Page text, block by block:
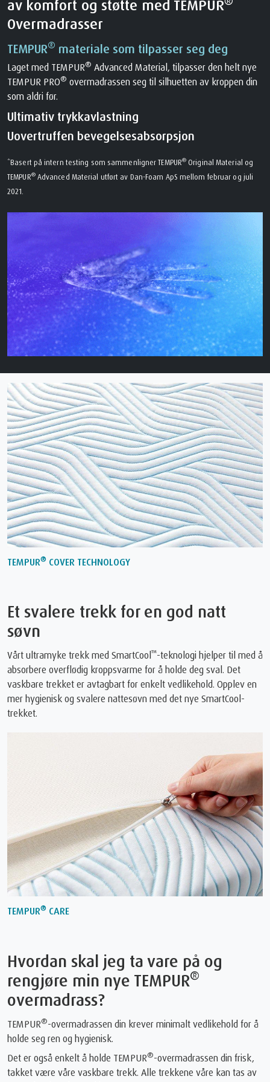
av komfort og støtte med TEMPUR
Overmadrasser
TEMPUR® materiale som tilpasser seg deg
Laget med TEMPUR® Advanced Material, tilpasser den helt nye
TEMPUR PRO® overmadrassen seg til silhuetten av kroppen din
som aldri før.
Ultimativ trykkavlastning
Uovertruffen bevegelsesabsorpsjon
*Basert på intern testing som sammenligner TEMPUR® Original Material og
TEMPUR®Advanced Material utført av Dan-Foam ApS mellom februar og juli
2021.
TEMPUR® COVER TECHNOLOGY
Et svalere trekk for en god natt
søvn
Vårt ultramyke trekk med SmartCool™-teknologi hjelper til med å
absorbere overflødig kroppsvarme for å holde deg sval. Det
vaskbare trekket er avtagbart for enkelt vedlikehold. Opplev en
mer hygienisk og svalere nattesøvn med det nye SmartCool-
trekket.
TEMPUR® CARE
Hvordan skal jeg ta vare på og
rengjøre min nye TEMPUR®
overmadrass?
TEMPUR®-overmadrassen din krever minimalt vedlikehold for å
holde seg ren og hygienisk.
Det er også enkelt å holde TEMPUR®-overmadrassen din frisk,
takket være våre vaskbare trekk. Alle trekkene våre kan tas av